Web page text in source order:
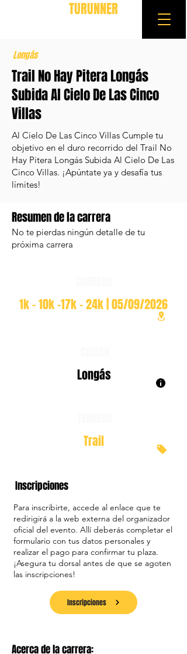
TURUNNER
Longás
Trail No Hay Pitera Longás
Subida Al Cielo De Las Cinco
Villas
Al Cielo De Las Cinco Villas Cumple tu
objetivo en el duro recorrido del Trail No
Hay Pitera Longás Subida Al Cielo De Las
Cinco Villas. ¡Apúntate ya y desafía tus
límites!
Resumen de la carrera
No te pierdas ningún detalle de tu
próxima carrera
1k - 10k -17k - 24k | 05/09/2026
Longás
Trail
Inscripciones
Para inscribirte, accede al enlace que te
redirigirá a la web externa del organizador
oficial del evento. Allí deberás completar el
formulario con tus datos personales y
realizar el pago para confirmar tu plaza.
¡Asegura tu dorsal antes de que se agoten
las inscripciones!
Inscripciones
Acerca de la carrera: